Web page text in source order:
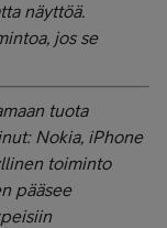
näyttöä.
jos se
tuota
Nokia, iPhone
toiminto
pääsee